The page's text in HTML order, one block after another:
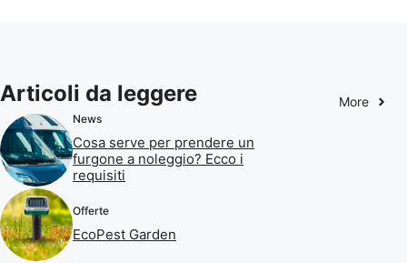
Articoli da leggere More
News
Cosa serve per prendere un
furgone a noleggio? Ecco i
requisiti
Offerte
EcoPest Garden